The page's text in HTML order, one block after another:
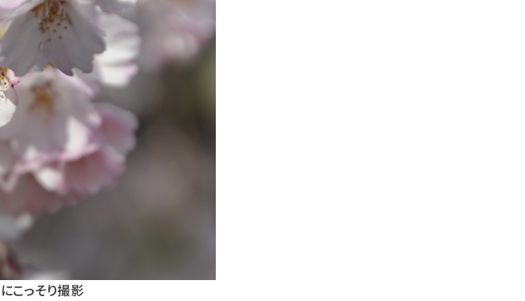
こっそり撮影